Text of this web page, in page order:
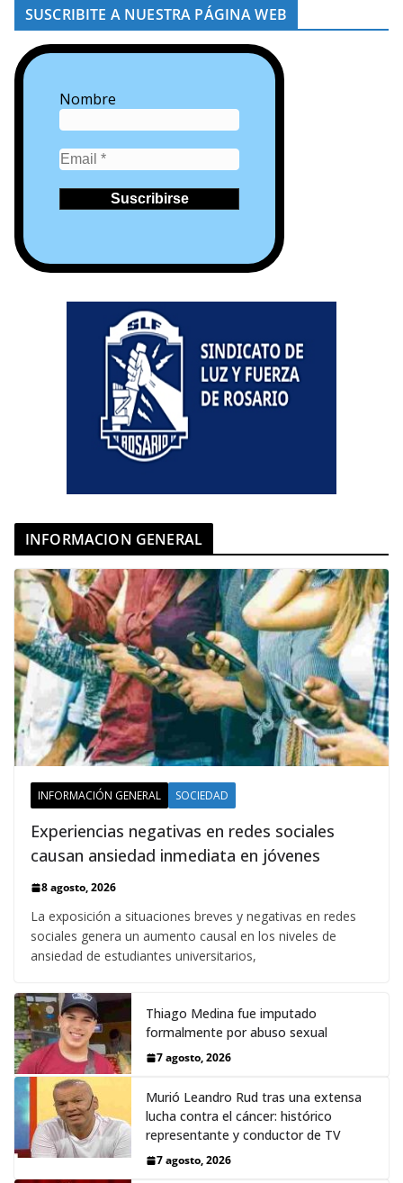
SUSCRIBITE A NUESTRA PÁGINA WEB
Nombre
INFORMACION GENERAL
INFORMACIÓN GENERAL SOCIEDAD
Experiencias negativas en redes sociales
causan ansiedad inmediata en jóvenes
8 agosto, 2026
La exposición a situaciones breves y negativas en redes
sociales genera un aumento causal en los niveles de
ansiedad de estudiantes universitarios,
Thiago Medina fue imputado
formalmente por abuso sexual
7 agosto, 2026
Murió Leandro Rud tras una extensa
lucha contra el cáncer: histórico
representante y conductor de TV
7 agosto, 2026